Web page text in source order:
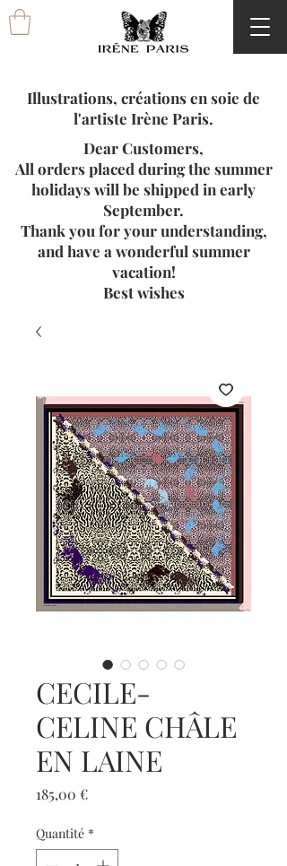
Illustrations, créations en soie de
l'artiste Irène Paris.
Dear Customers,
All orders placed during the summer
holidays will be shipped in early
September.
Thank you for your understanding,
and have a wonderful summer
vacation!
Best wishes
CECILE-
CELINE CHÂLE
EN LAINE
185,00 €Prix
Quantité *